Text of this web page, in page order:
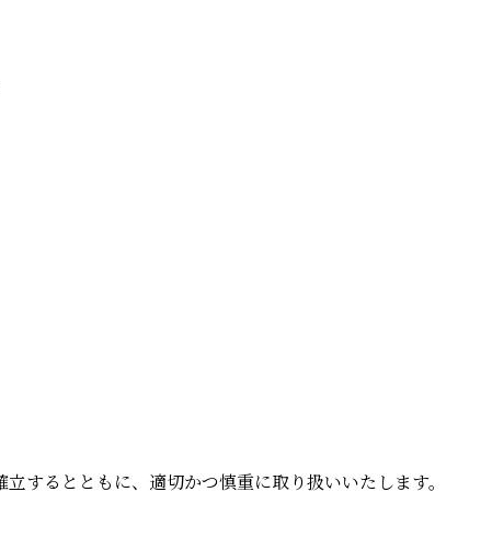
するとともに、適切かつ慎重に取り扱いいたします。